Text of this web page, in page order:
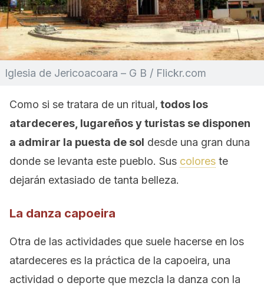
Iglesia de Jericoacoara – G B / Flickr.com
Como si se tratara de un ritual, todos los
atardeceres, lugareños y turistas se disponen
a admirar la puesta de sol desde una gran duna
donde se levanta este pueblo. Sus colores te
dejarán extasiado de tanta belleza.
La danza capoeira
Otra de las actividades que suele hacerse en los
atardeceres es la práctica de la capoeira, una
actividad o deporte que mezcla la danza con la